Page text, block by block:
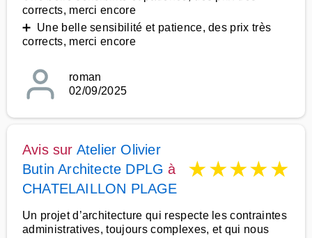
corrects, merci encore
➕ Une belle sensibilité et patience, des prix très
corrects, merci encore
roman
02/09/2025
Avis sur Atelier Olivier
Butin Architecte DPLG à
CHATELAILLON PLAGE
★★★★★
Un projet d’architecture qui respecte les contraintes
administratives, toujours complexes, et qui nous